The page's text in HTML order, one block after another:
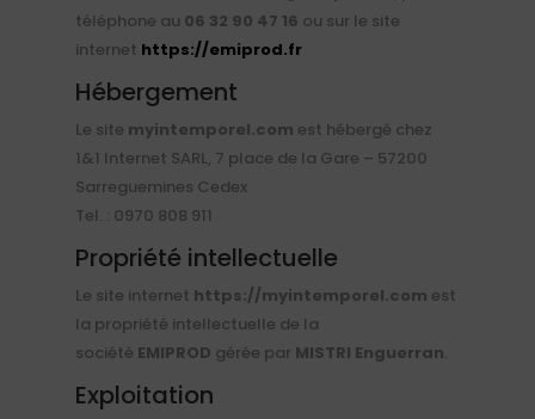
téléphone au 06 32 90 47 16 ou sur le site
internet https://emiprod.fr
Hébergement
Le site myintemporel.com est hébergé chez
1&1 Internet SARL, 7 place de la Gare – 57200
Sarreguemines Cedex
Tel. : 0970 808 911
Propriété intellectuelle
Le site internet https://myintemporel.com est
la propriété intellectuelle de la
société EMIPROD gérée par MISTRI Enguerran.
Exploitation